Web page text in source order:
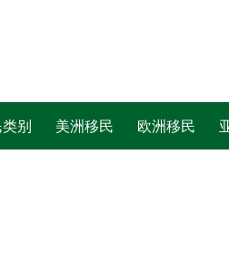
别 美洲移民 欧洲移民